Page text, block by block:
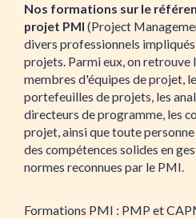
Formations PMI : PMP et
Nos formations sur le
projet PMI (Project
divers professionnels
projets. Parmi eux, on retrouve
membres d'équipes de projet,
portefeuilles de projets, les
directeurs de programme, les
projet, ainsi que toute
des compétences solides en
normes reconnues par le PMI.